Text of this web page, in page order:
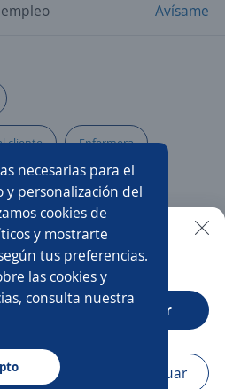
necesarias para el
personalización del
cookies de
y mostrarte
tus preferencias.
las cookies y
consulta nuestra
Avísame
cliente Enfermera
Asesor/a de ventas
Chófer
Médico/a ultrasonografista
telefonía
fácil en la app
Abrir
Continuar